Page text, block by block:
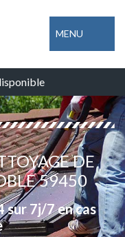
MENU
DE
59450
sur 7j/7 en cas